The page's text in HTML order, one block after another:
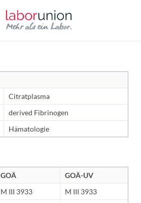
Citratplasma
derived Fibrinogen
Hämatologie
GOÄ
GOÄ-UV
M III 3933
M III 3933